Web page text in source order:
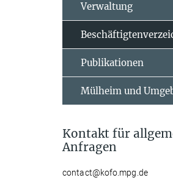
Verwaltung
Publikationen
Mülheim und
Kontakt für
Anfragen
contact@kofo.mpg.de